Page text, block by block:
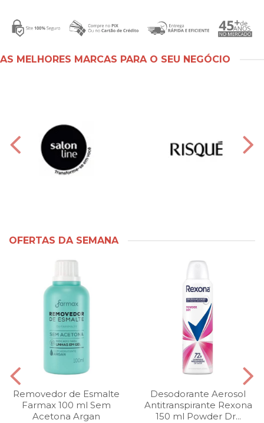
AS MELHORES MARCAS PARA O SEU NEGÓCIO
OFERTAS DA SEMANA
Removedor de Esmalte
Farmax 100 ml Sem
Acetona Argan
Desodorante Aerosol
Antitranspirante Rexona
150 ml Powder Dr...